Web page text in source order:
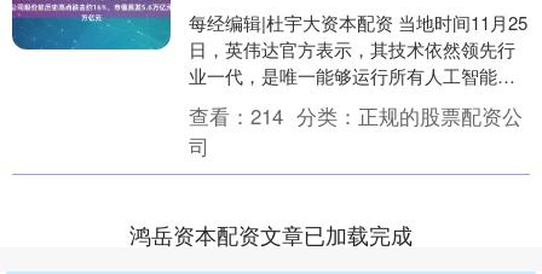
每经编辑|杜宇大资本配资 当地时间11月25
日，英伟达官方表示，其技术依然领先行
业一代，是唯一能够运行所有人工智能
（AI）模型并应用于所有计算场景的平
台。 图片....
查看： 214 分类： 正规的股票配资公
司
鸿岳资本配资文章已加载完成